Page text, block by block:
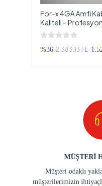
For-x 4GA Amfi
Kaliteli –
Kablosu Seti 4GA
%36 2.383,13 TL
MÜŞTERİ
Müşteri odaklı
müşterilerimizin